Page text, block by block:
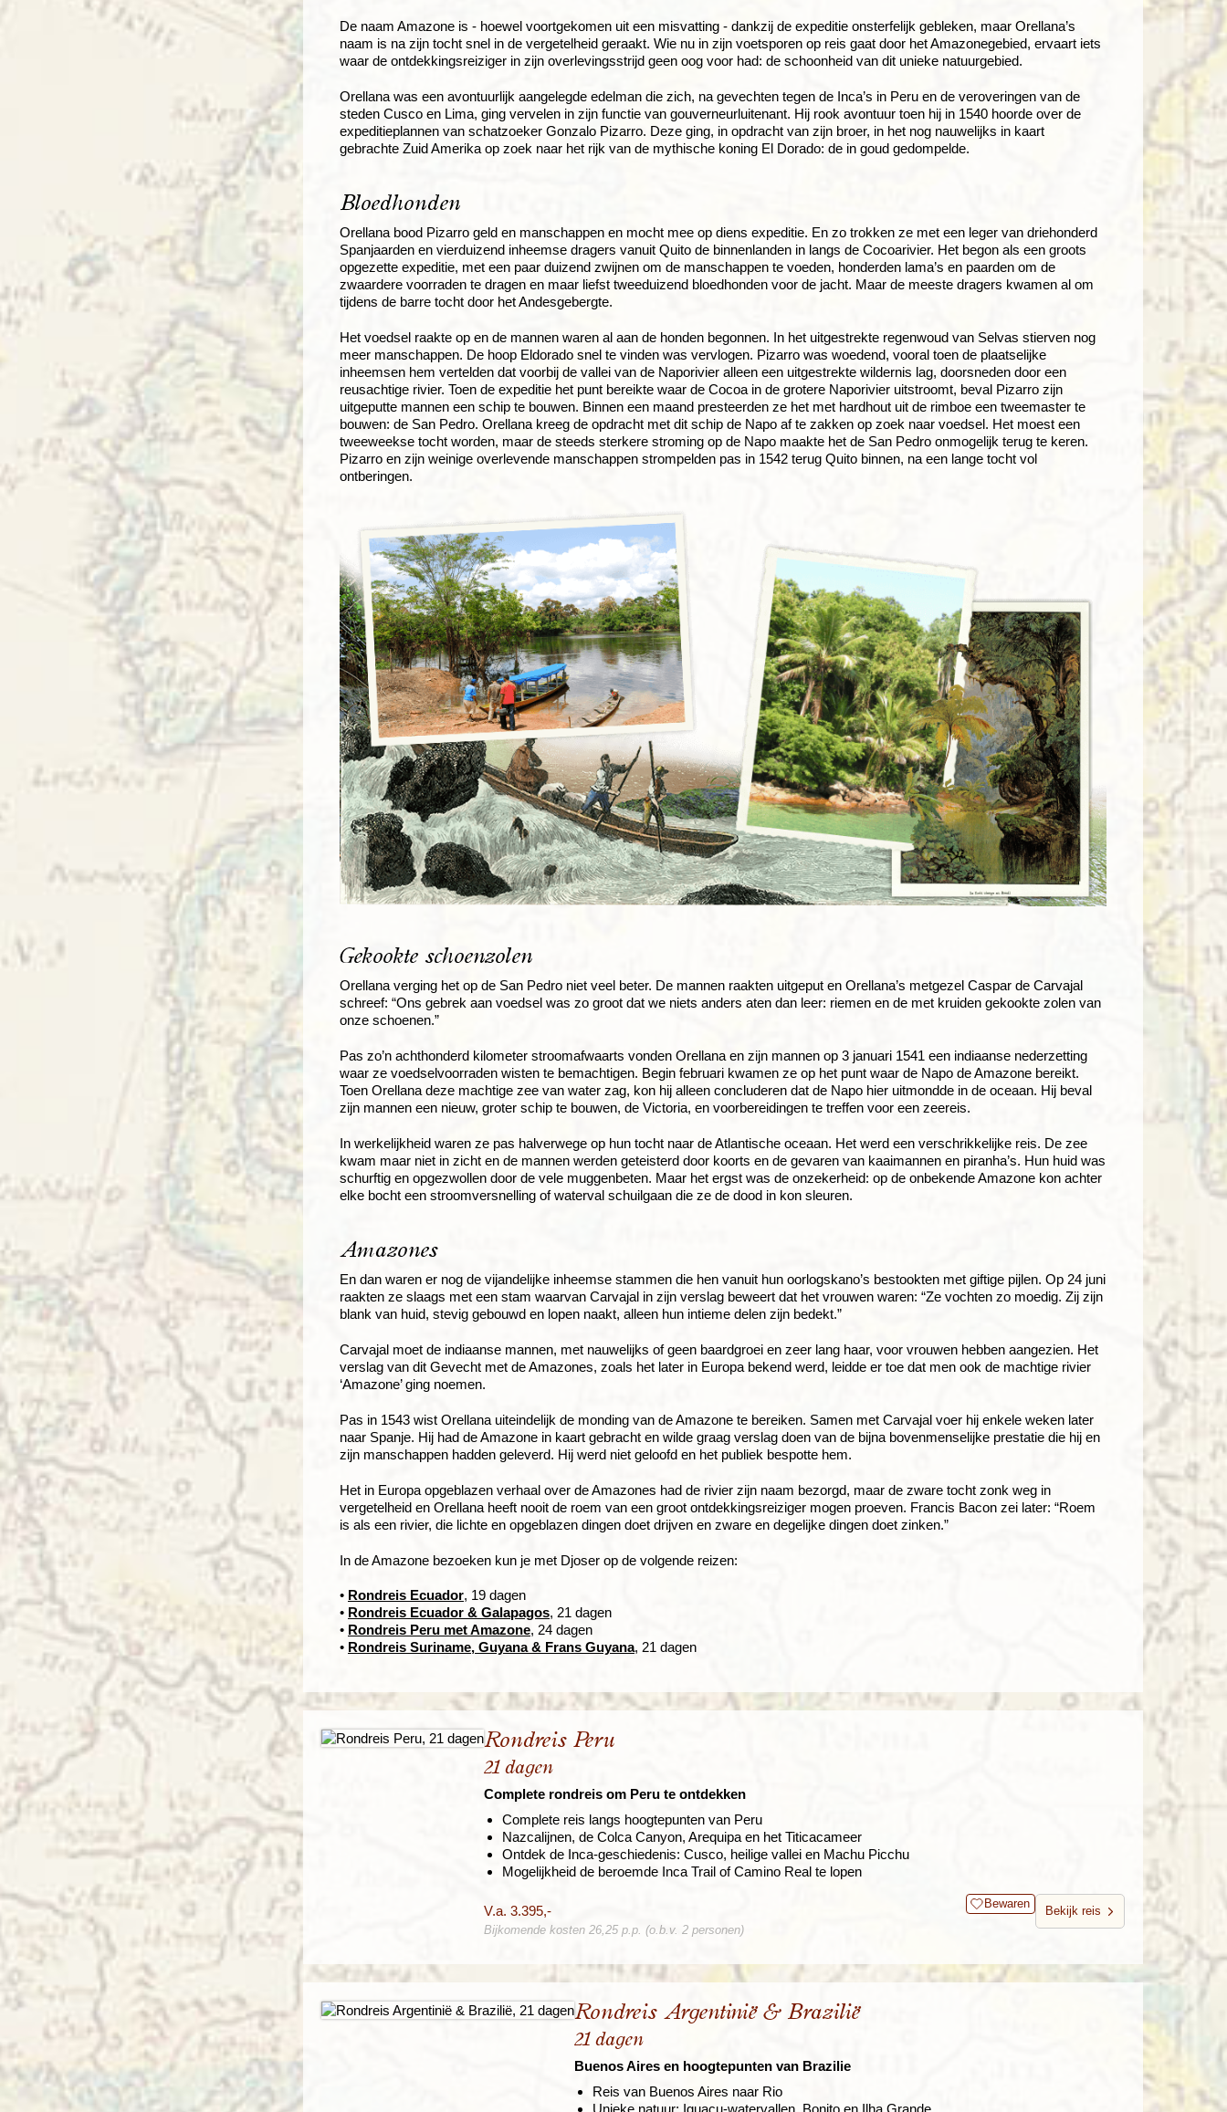
De naam Amazone is - hoewel voortgekomen uit een misvatting - dankzij de expeditie onsterfelijk gebleken, maar Orellana’s
naam is na zijn tocht snel in de vergetelheid geraakt. Wie nu in zijn voetsporen op reis gaat door het Amazonegebied, ervaart iets
waar de ontdekkingsreiziger in zijn overlevingsstrijd geen oog voor had: de schoonheid van dit unieke natuurgebied.
Orellana was een avontuurlijk aangelegde edelman die zich, na gevechten tegen de Inca’s in Peru en de veroveringen van de
steden Cusco en Lima, ging vervelen in zijn functie van gouverneurluitenant. Hij rook avontuur toen hij in 1540 hoorde over de
expeditieplannen van schatzoeker Gonzalo Pizarro. Deze ging, in opdracht van zijn broer, in het nog nauwelijks in kaart
gebrachte Zuid Amerika op zoek naar het rijk van de mythische koning El Dorado: de in goud gedompelde.
Bloedhonden
Orellana bood Pizarro geld en manschappen en mocht mee op diens expeditie. En zo trokken ze met een leger van driehonderd
Spanjaarden en vierduizend inheemse dragers vanuit Quito de binnenlanden in langs de Cocoarivier. Het begon als een groots
opgezette expeditie, met een paar duizend zwijnen om de manschappen te voeden, honderden lama’s en paarden om de
zwaardere voorraden te dragen en maar liefst tweeduizend bloedhonden voor de jacht. Maar de meeste dragers kwamen al om
tijdens de barre tocht door het Andesgebergte.
Het voedsel raakte op en de mannen waren al aan de honden begonnen. In het uitgestrekte regenwoud van Selvas stierven nog
meer manschappen. De hoop Eldorado snel te vinden was vervlogen. Pizarro was woedend, vooral toen de plaatselijke
inheemsen hem vertelden dat voorbij de vallei van de Naporivier alleen een uitgestrekte wildernis lag, doorsneden door een
reusachtige rivier. Toen de expeditie het punt bereikte waar de Cocoa in de grotere Naporivier uitstroomt, beval Pizarro zijn
uitgeputte mannen een schip te bouwen. Binnen een maand presteerden ze het met hardhout uit de rimboe een tweemaster te
bouwen: de San Pedro. Orellana kreeg de opdracht met dit schip de Napo af te zakken op zoek naar voedsel. Het moest een
tweeweekse tocht worden, maar de steeds sterkere stroming op de Napo maakte het de San Pedro onmogelijk terug te keren.
Pizarro en zijn weinige overlevende manschappen strompelden pas in 1542 terug Quito binnen, na een lange tocht vol
ontberingen.
Gekookte schoenzolen
Orellana verging het op de San Pedro niet veel beter. De mannen raakten uitgeput en Orellana’s metgezel Caspar de Carvajal
schreef: “Ons gebrek aan voedsel was zo groot dat we niets anders aten dan leer: riemen en de met kruiden gekookte zolen van
onze schoenen.”
Pas zo’n achthonderd kilometer stroomafwaarts vonden Orellana en zijn mannen op 3 januari 1541 een indiaanse nederzetting
waar ze voedselvoorraden wisten te bemachtigen. Begin februari kwamen ze op het punt waar de Napo de Amazone bereikt.
Toen Orellana deze machtige zee van water zag, kon hij alleen concluderen dat de Napo hier uitmondde in de oceaan. Hij beval
zijn mannen een nieuw, groter schip te bouwen, de Victoria, en voorbereidingen te treffen voor een zeereis.
In werkelijkheid waren ze pas halverwege op hun tocht naar de Atlantische oceaan. Het werd een verschrikkelijke reis. De zee
kwam maar niet in zicht en de mannen werden geteisterd door koorts en de gevaren van kaaimannen en piranha’s. Hun huid was
schurftig en opgezwollen door de vele muggenbeten. Maar het ergst was de onzekerheid: op de onbekende Amazone kon achter
elke bocht een stroomversnelling of waterval schuilgaan die ze de dood in kon sleuren.
Amazones
En dan waren er nog de vijandelijke inheemse stammen die hen vanuit hun oorlogskano’s bestookten met giftige pijlen. Op 24 juni
raakten ze slaags met een stam waarvan Carvajal in zijn verslag beweert dat het vrouwen waren: “Ze vochten zo moedig. Zij zijn
blank van huid, stevig gebouwd en lopen naakt, alleen hun intieme delen zijn bedekt.”
Carvajal moet de indiaanse mannen, met nauwelijks of geen baardgroei en zeer lang haar, voor vrouwen hebben aangezien. Het
verslag van dit Gevecht met de Amazones, zoals het later in Europa bekend werd, leidde er toe dat men ook de machtige rivier
‘Amazone’ ging noemen.
Pas in 1543 wist Orellana uiteindelijk de monding van de Amazone te bereiken. Samen met Carvajal voer hij enkele weken later
naar Spanje. Hij had de Amazone in kaart gebracht en wilde graag verslag doen van de bijna bovenmenselijke prestatie die hij en
zijn manschappen hadden geleverd. Hij werd niet geloofd en het publiek bespotte hem.
Het in Europa opgeblazen verhaal over de Amazones had de rivier zijn naam bezorgd, maar de zware tocht zonk weg in
vergetelheid en Orellana heeft nooit de roem van een groot ontdekkingsreiziger mogen proeven. Francis Bacon zei later: “Roem
is als een rivier, die lichte en opgeblazen dingen doet drijven en zware en degelijke dingen doet zinken.”
In de Amazone bezoeken kun je met Djoser op de volgende reizen:
• Rondreis Ecuador, 19 dagen
• Rondreis Ecuador & Galapagos, 21 dagen
• Rondreis Peru met Amazone, 24 dagen
• Rondreis Suriname, Guyana & Frans Guyana, 21 dagen
Rondreis Peru
21 dagen
Complete rondreis om Peru te ontdekken
Complete reis langs hoogtepunten van Peru
Nazcalijnen, de Colca Canyon, Arequipa en het Titicacameer
Ontdek de Inca-geschiedenis: Cusco, heilige vallei en Machu Picchu
Mogelijkheid de beroemde Inca Trail of Camino Real te lopen
V.a. 3.395,- Bewaren
Bekijk reis
Bijkomende kosten 26,25 p.p. (o.b.v. 2 personen)
Rondreis Argentinië & Brazilië
21 dagen
Buenos Aires en hoogtepunten van Brazilie
Reis van Buenos Aires naar Rio
Unieke natuur: Iguaçu-watervallen, Bonito en Ilha Grande